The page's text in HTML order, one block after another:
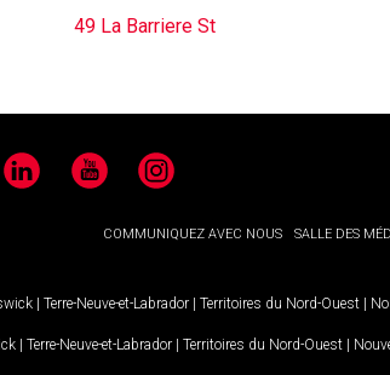
49 La Barriere St
LinkedIn YouTubeInstagram
COMMUNIQUEZ AVEC NOUS SALLE DES
| Terre-Neuve-et-Labrador | Territoires du Nord-Ouest |
| Terre-Neuve-et-Labrador | Territoires du Nord-Ouest |